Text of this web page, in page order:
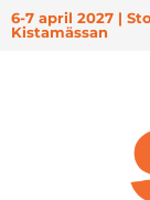
6-7 april 2027 |
Kistamässan